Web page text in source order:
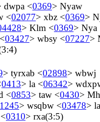
dwpa <0369> Nyaw
<02077> xbz <0369>
> Klm <0369> Nya
<03427> wbsy <07227>
> tyrxab <02898> wbwj
0413> la <06342>
<0853> taw <0430>
> wsqbw <03478>
<0310> rxa(3:5)